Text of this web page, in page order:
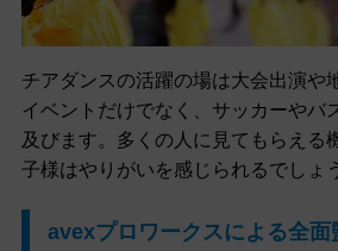
チアダンスの活躍の場は大会出演や
イベントだけでなく、サッカーやバ
及びます。多くの人に見てもらえる
子様はやりがいを感じられるでしょ
avexプロワークスによる全面